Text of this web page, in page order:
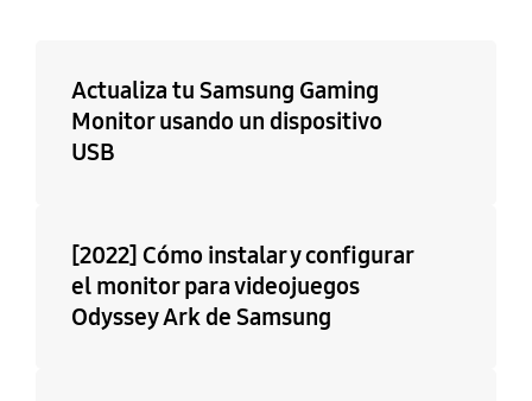
Actualiza tu Samsung Gaming
Monitor usando un dispositivo
USB
[2022] Cómo instalar y configurar
el monitor para videojuegos
Odyssey Ark de Samsung